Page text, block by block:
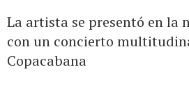
La artista se presentó en la
con un concierto
Copacabana